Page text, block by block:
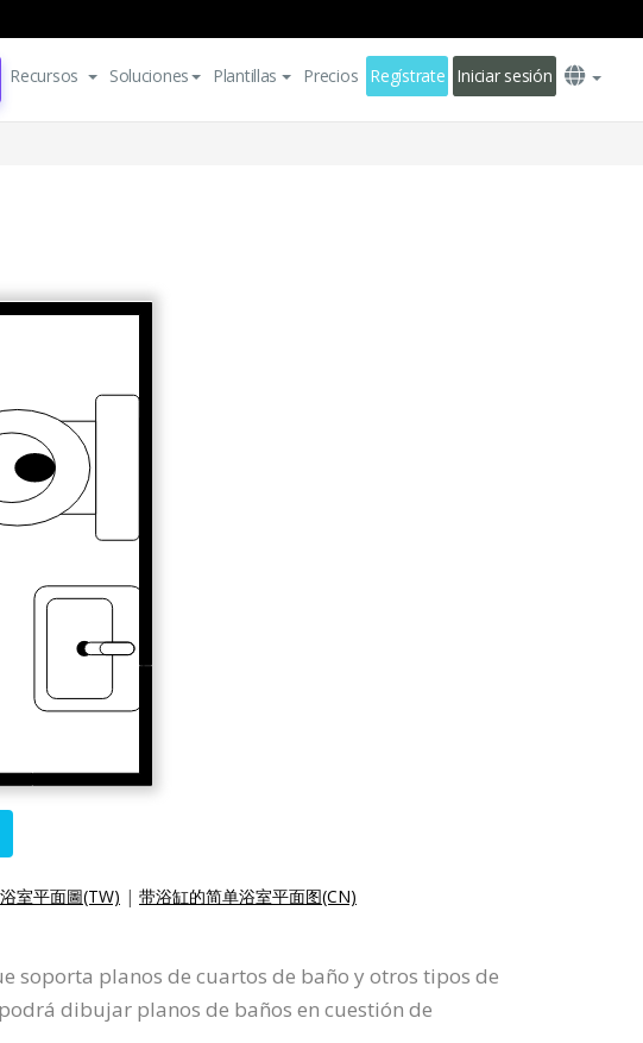
Recursos Soluciones Plantillas Precios Regístrate Iniciar sesión
室平面圖(TW) | 带浴缸的简单浴室平面图(CN)
soporta planos de cuartos de baño y otros tipos de
dibujar planos de baños en cuestión de